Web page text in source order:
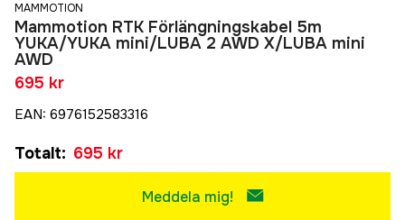
MAMMOTION
Mammotion RTK Förlängningskabel 5m
YUKA/YUKA mini/LUBA 2 AWD X/LUBA mini
AWD
695 kr
EAN: 6976152583316
Totalt: 695 kr
Meddela mig!